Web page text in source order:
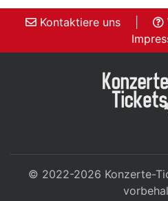
Kontaktiere uns
© 2022-2026 Konzerte-